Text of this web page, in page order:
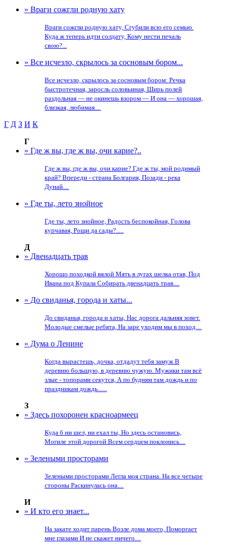
» Враги сожгли родную хату
Враги сожгли родную хату, Сгубили всю его семью.
Куда ж теперь идти солдату, Кому нести печаль
свою?...
» Все исчезло, скрылось за сосновым бором...
Все исчезло, скрылось за сосновым бором: Речка
быстротечная, заросль соловьиная, Ширь полей
раздольная — не окинешь взором — И она — хорошая,
близкая, любимая....
Г Д З И К
Г
» Где ж вы, где ж вы, очи карие?..
Где ж вы, где ж вы, очи карие? Где ж ты, мой родимый
край? Впереди - страна Болгария, Позади - река
Дунай....
» Где ты, лето знойное
Где ты, лето знойное, Радость беспокойная, Голова
курчавая, Рощи да сады?.....
Д
» Двенадцать трав
Хорошо походкой вялой Мять в лугах шелка отав, Под
Ивана под Купала Собирать двенадцать трав....
» До свиданья, города и хаты...
До свиданья, города и хаты, Нас дорога дальняя зовет.
Молодые смелые ребята, На заре уходим мы в поход....
» Дума о Ленине
Когда вырастешь, дочка, отдадут тебя замуж В
деревню большую, в деревню чужую. Мужики там всё
злые - топорами секутся, А по будням там дождь и по
праздникам дождь......
З
» Здесь похоронен красноармеец
Куда б ни шел, ни ехал ты, Но здесь остановись,
Могиле этой дорогой Всем сердцем поклонись....
» Зелеными просторами
Зелеными просторами Легла моя страна. На все четыре
стороны Раскинулась она....
И
» И кто его знает...
На закате ходит парень Возле дома моего, Поморгает
мне глазами И не скажет ничего....